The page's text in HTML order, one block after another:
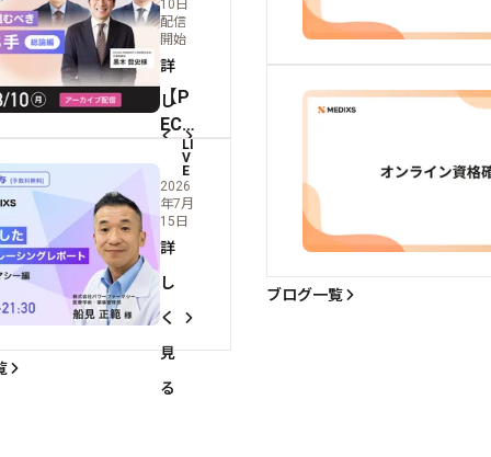
活用
新動
向を
解説
しま
す
逃し
配
信】
調剤
報酬
改定
後に
取り
組む
薬局
経営
の打
10日
配信
開始
詳
し
く
る
【P
ECS
1単
位｜
無
生成
AIを
活用
した
的ア
LI
V
E
2026
年7月
15日
詳
し
く
見
る
ブログ一覧